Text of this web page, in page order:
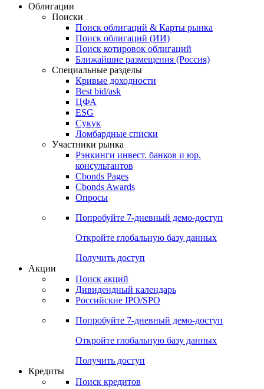
Облигации
Поиски
Поиск облигаций & Карты рынка
Поиск облигаций (ИИ)
Поиск котировок облигаций
Ближайшие размещения (Россия)
Специальные разделы
Кривые доходности
Best bid/ask
ЦФА
ESG
Сукук
Ломбардные списки
Участники рынка
Рэнкинги инвест. банков и юр.
консультантов
Cbonds Pages
Cbonds Awards
Опросы
Попробуйте 7-дневный демо-доступ
Откройте глобальную базу данных
Получить доступ
Акции
Поиск акций
Дивидендный календарь
Российские IPO/SPO
Попробуйте 7-дневный демо-доступ
Откройте глобальную базу данных
Получить доступ
Кредиты
Поиск кредитов